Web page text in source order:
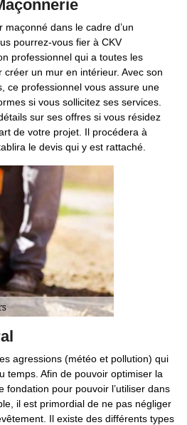
dans le cadre d’un
pourrez-vous fier à CKV
professionnel qui a toutes les
un mur en intérieur. Avec son
ce professionnel vous assure une
si vous sollicitez ses services.
sur ses offres si vous résidez
de votre projet. Il procédera à
le devis qui y est rattaché.
agressions (météo et pollution) qui
temps. Afin de pouvoir optimiser la
fondation pour pouvoir l’utiliser dans
il est primordial de ne pas négliger
Il existe des différents types